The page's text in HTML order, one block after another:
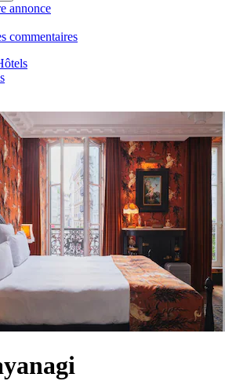
annonce
commentaires